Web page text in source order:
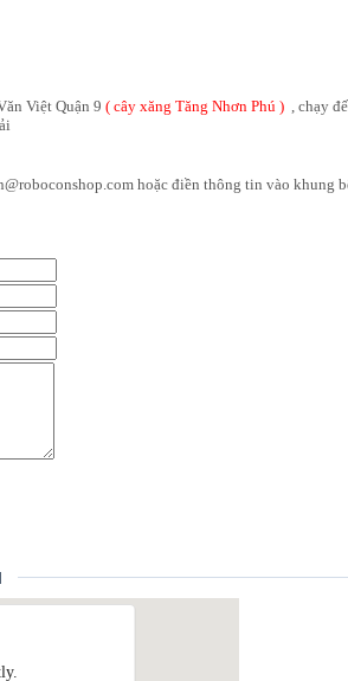
Việt Quận 9 ( cây xăng Tăng Nhơn Phú ) , chạy
hoặc điền thông tin vào khung